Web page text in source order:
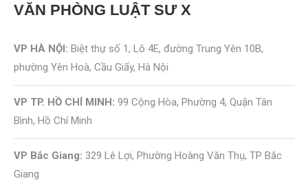
VĂN PHÒNG LUẬT SƯ X
VP HÀ NỘI: Biệt thự số 1, Lô 4E, đường Trung Yên 10B,
phường Yên Hoà, Cầu Giấy, Hà Nội
VP TP. HỒ CHÍ MINH: 99 Cộng Hòa, Phường 4, Quận Tân
Bình, Hồ Chí Minh
VP Bắc Giang: 329 Lê Lợi, Phường Hoàng Văn Thụ, TP Bắc
Giang